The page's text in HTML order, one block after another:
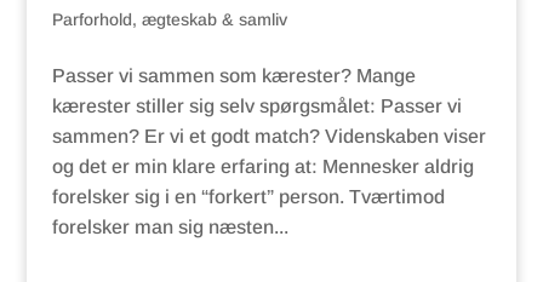
Parforhold, ægteskab & samliv
Passer vi sammen som kærester? Mange
kærester stiller sig selv spørgsmålet: Passer vi
sammen? Er vi et godt match? Videnskaben viser
og det er min klare erfaring at: Mennesker aldrig
forelsker sig i en “forkert” person. Tværtimod
forelsker man sig næsten...